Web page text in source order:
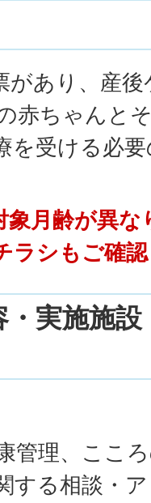
があり、産
赤ちゃんと
を受ける必
月齢が異
ラシもご確
実施施
管理、ここ
する相談・